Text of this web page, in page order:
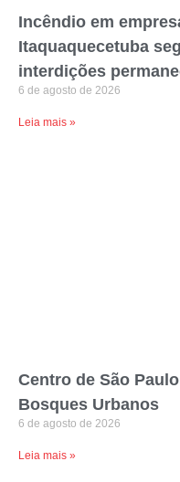
Incêndio em
Itaquaquecetuba
interdições
6 de agosto de 2026
Leia mais »
Centro de São
Bosques Urbanos
6 de agosto de 2026
Leia mais »